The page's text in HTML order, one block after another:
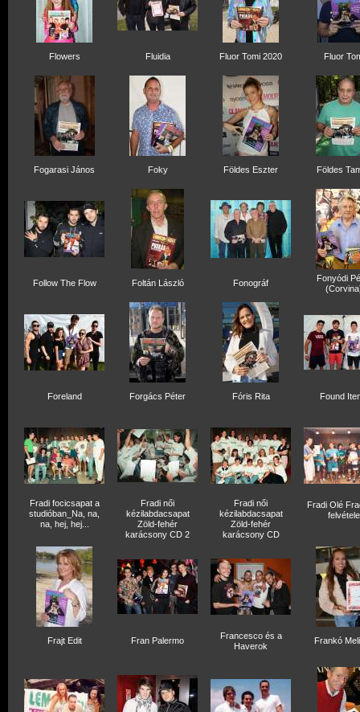
Flowers Fluidia Fluor Tomi 2020 Fluor
Fogarasi János Foky Földes Eszter Földes
Follow The Flow Foltán László Fonográf
Fonyódi
Foreland Forgács Péter Fóris Rita Found
Fradi focicsapat a
studióban_Na, na,
na, hej, hej...
Fradi női
kézilabdacsapat
Zöld-fehér
karácsony CD 2
Fradi női
kézilabdacsapat
Zöld-fehér
karácsony CD
Fradi Olé
felvétele
Frajt Edit Fran Palermo
Francesco és a
Haverok
Frankó